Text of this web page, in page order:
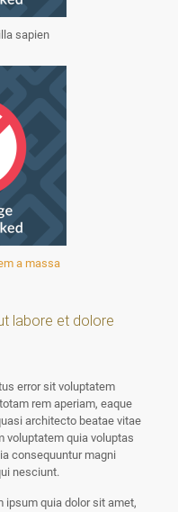
sapien
a massa
labore et dolore
error sit voluptatem
rem aperiam, eaque
architecto beatae vitae
voluptatem quia voluptas
consequuntur magni
nesciunt.
ipsum quia dolor sit amet,